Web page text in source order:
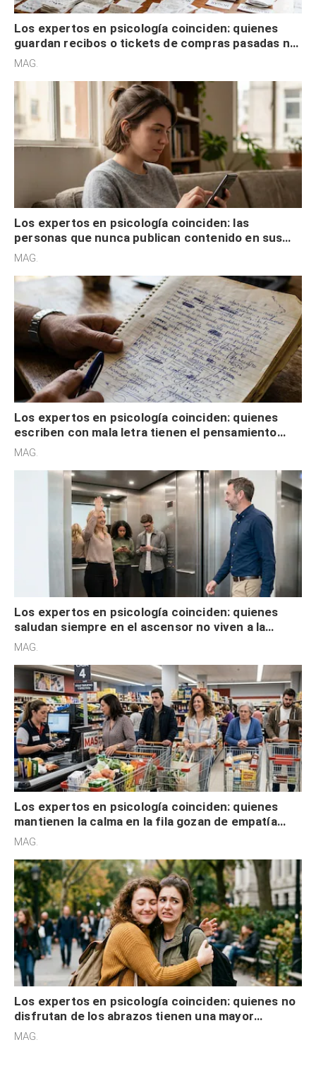
Los expertos en psicología coinciden: quienes
guardan recibos o tickets de compras pasadas no
son acumuladores, sino que tienen necesidad de
MAG.
Los expertos en psicología coinciden: las
personas que nunca publican contenido en sus
redes sociales no pretenden buscar validación
MAG.
Los expertos en psicología coinciden: quienes
escriben con mala letra tienen el pensamiento
acelerado y no lo hacen por desinterés
MAG.
Los expertos en psicología coinciden: quienes
saludan siempre en el ascensor no viven a la
defensiva y tienen apertura social
MAG.
Los expertos en psicología coinciden: quienes
mantienen la calma en la fila gozan de empatía
cognitiva, gratitud y no solo tienen autocontrol
MAG.
Los expertos en psicología coinciden: quienes no
disfrutan de los abrazos tienen una mayor
sensibilidad a los estímulos físicos y no es por
MAG.